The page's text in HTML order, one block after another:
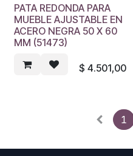
PATA REDONDA PARA
MUEBLE AJUSTABLE EN
ACERO NEGRA 50 X 60
MM (51473)
$ 4.501,00
1